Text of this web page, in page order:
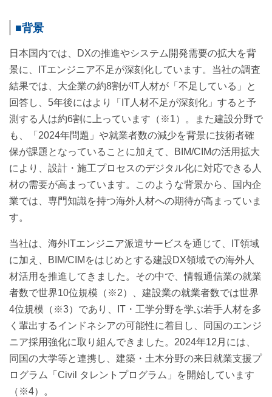
■背景
日本国内では、DXの推進やシステム開発需要の拡大を背
景に、ITエンジニア不足が深刻化しています。当社の調査
結果では、大企業の約8割がIT人材が「不足している」と
回答し、5年後にはより「IT人材不足が深刻化」すると予
測する人は約6割に上っています（※1）。また建設分野で
も、「2024年問題」や就業者数の減少を背景に技術者確
保が課題となっていることに加えて、BIM/CIMの活用拡大
により、設計・施工プロセスのデジタル化に対応できる人
材の需要が高まっています。このような背景から、国内企
業では、専門知識を持つ海外人材への期待が高まっていま
す。
当社は、海外ITエンジニア派遣サービスを通じて、IT領域
に加え、BIM/CIMをはじめとする建設DX領域での海外人
材活用を推進してきました。その中で、情報通信業の就業
者数で世界10位規模（※2）、建設業の就業者数では世界
4位規模（※3）であり、IT・工学分野を学ぶ若手人材を多
く輩出するインドネシアの可能性に着目し、同国のエンジ
ニア採用強化に取り組んできました。2024年12月には、
同国の大学等と連携し、建築・土木分野の来日就業支援プ
ログラム「Civil タレントプログラム」を開始しています
（※4）。